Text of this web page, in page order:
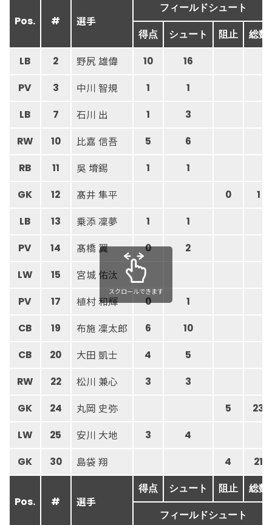
Pos. # 選手
フィールドシュート
得点 シュート 阻止 総数
LB 2 野尻 雄偉 10 16
PV 3 中川 智規 1 1
LB 7 石川 出 1 3
RW 10 比嘉 信吾 5 6
RB 11 吳 堉錫 1 1
GK 12 髙井 隼平 0 1
LB 13 乗添 凜夢 1 1
PV 14 髙橋 翼 0 2
LW 15 宮城 佑汰
PV 17 植村 和輝 0 1
CB 19 布施 凜太郎 6 10
CB 20 大田 凱士 4 5
RW 22 松川 兼心 3 3
GK 24 丸岡 史弥 5 23
LW 25 安川 大地 3 4
GK 30 島袋 翔 4 21
Pos. # 選手
得点 シュート 阻止 総数
フィールドシュート
スクロールできます